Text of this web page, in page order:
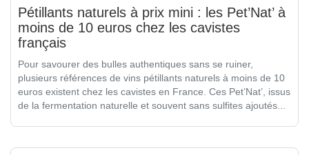
Pétillants naturels à prix mini : les Pet’Nat’ à
moins de 10 euros chez les cavistes
français
Pour savourer des bulles authentiques sans se ruiner,
plusieurs références de vins pétillants naturels à moins de 10
euros existent chez les cavistes en France. Ces Pet’Nat’, issus
de la fermentation naturelle et souvent sans sulfites ajoutés...